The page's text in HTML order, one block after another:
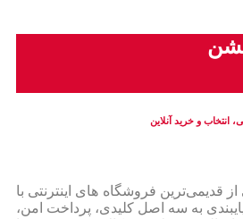
انتخاب و خرید آنلاین
از قدیمی‌ترین فروشگاه های اینترنتی با
به سه اصل کلیدی، پرداخت امن،